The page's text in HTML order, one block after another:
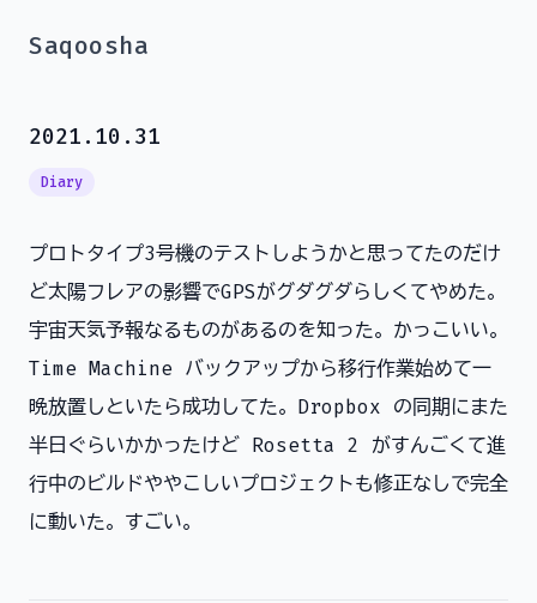
Saqoosha
2021.10.31
Diary
プロトタイプ3号機のテストしようかと思ってたのだけ
ど太陽フレアの影響でGPSがグダグダらしくてやめた。
宇宙天気予報なるものがあるのを知った。かっこいい。
Time Machine バックアップから移行作業始めて一
晩放置しといたら成功してた。Dropbox の同期にまた
半日ぐらいかかったけど Rosetta 2 がすんごくて進
行中のビルドややこしいプロジェクトも修正なしで完全
に動いた。すごい。